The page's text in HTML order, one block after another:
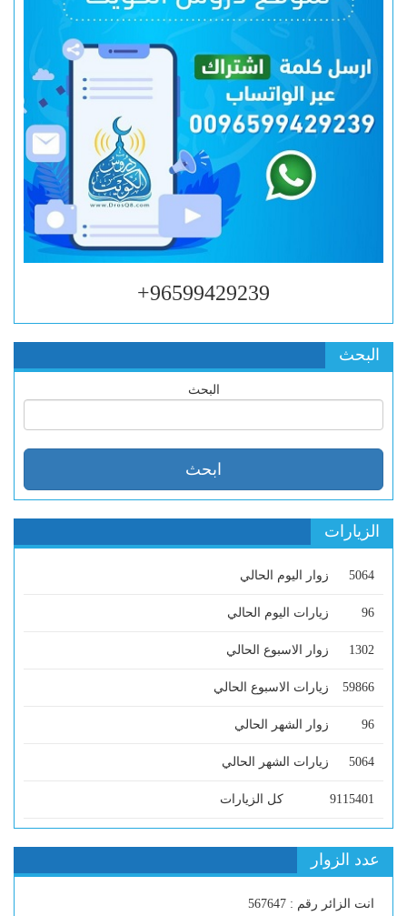
96599429239+
البحث
البحث
الزيارات
5064 زوار اليوم الحالي
96 زيارات اليوم الحالي
1302 زوار الاسبوع الحالي
59866 زيارات الاسبوع الحالي
96 زوار الشهر الحالي
5064 زيارات الشهر الحالي
9115401 كل الزيارات
عدد الزوار
انت الزائر رقم : 567647